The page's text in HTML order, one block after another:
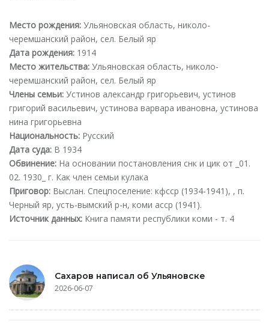
Место рождения: Ульяновская область, николо-
черемшанский район, сел. Белый яр
Дата рождения: 1914
Место жительства: Ульяновская область, николо-
черемшанский район, сел. Белый яр
Члены семьи: Устинов александр григорьевич, устинов
григорий васильевич, устинова варвара ивановна, устинова
нина григорьевна
Национальность: Русский
Дата суда: В 1934
Обвинение: На основании постановления снк и цик от _01.
02. 1930_ г. Как член семьи кулака
Приговор: Выслан. Спецпоселение: кфсср (1934-1941), , п.
Черный яр, усть-вымский р-н, коми асср (1941).
Источник данных: Книга памяти республики коми - т. 4
Сахаров написал об Ульяновске
2026-06-07